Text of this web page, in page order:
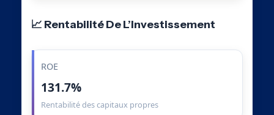
📈 Rentabilité De L’Investissement
ROE
131.7%
Rentabilité des capitaux propres